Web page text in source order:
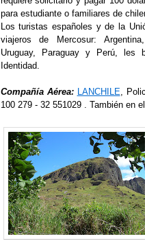
para estudiante o familiares de
Los turistas españoles y de la
viajeros de Mercosur:
Uruguay, Paraguay y Perú, les
Identidad.
Compañía Aérea: LANCHILE ,
100 279 - 32 551029 . También en